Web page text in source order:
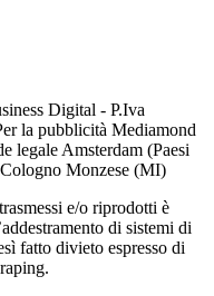
Digital - P.Iva
la pubblicità Mediamond
legale Amsterdam (Paesi
Monzese (MI)
e/o riprodotti è
di sistemi di
fatto divieto espresso di